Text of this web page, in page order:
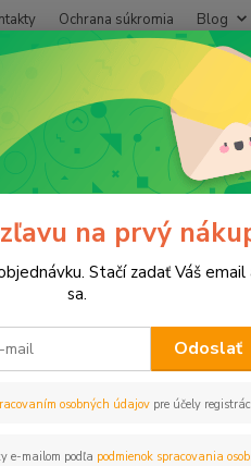
Ochrana súkromia Blog
25m RN GARDEN-TOP
25m RN
na prvý
Stačí zadať Váš
sa.
Odoslať
osobných údajov pre účely
e-mailom podľa podmienok spracovania